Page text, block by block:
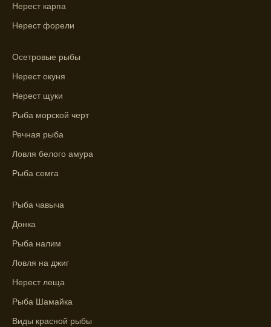
максимального атмосферного давления,
как указывает прогноз клева.
представление о том, когда и где клюет
рыба.
Находите ближайшие водоемы для ловли с
помощью прогноза клева.
Учитывайте фазы луны при выборе места
для рыбной ловли, согласно прогнозу
лучшие условия для успешной рыбалки.
прогнозы клева на разные дни года.
Приложение для рыболовов
рыбы.
Нерест карпа
Нерест форели
Осетровые рыбы
Нерест окуня
Нерест щуки
Рыба морской черт
Речная рыба
Ловля белого амура
Рыба семга
Рыба чавыча
Донка
Рыба налим
Ловля на джиг
Нерест леща
Рыба Шамайка
Виды красной рыбы